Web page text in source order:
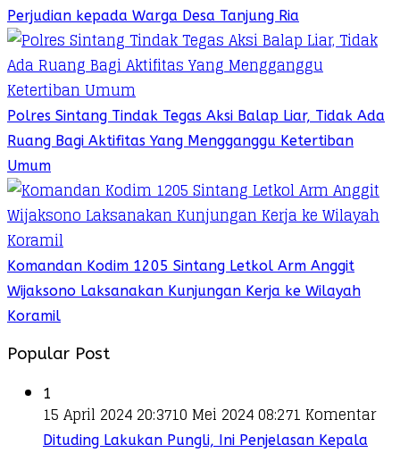
Perjudian kepada Warga Desa Tanjung Ria
Polres Sintang Tindak Tegas Aksi Balap Liar, Tidak Ada
Ruang Bagi Aktifitas Yang Mengganggu Ketertiban
Umum
Komandan Kodim 1205 Sintang Letkol Arm Anggit
Wijaksono Laksanakan Kunjungan Kerja ke Wilayah
Koramil
Popular Post
1
15 April 2024 20:3710 Mei 2024 08:271 Komentar
Dituding Lakukan Pungli, Ini Penjelasan Kepala